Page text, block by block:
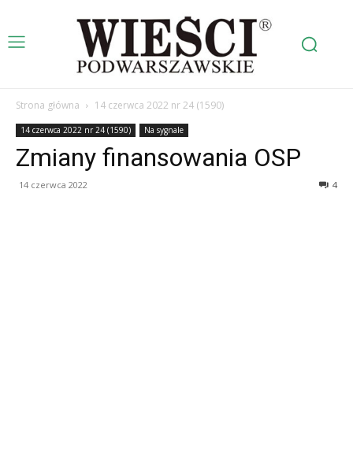
Strona główna 14 czerwca 2022 nr 24 (1590)
14 czerwca 2022 nr 24 (1590) Na sygnale
Zmiany finansowania OSP
14 czerwca 2022 4